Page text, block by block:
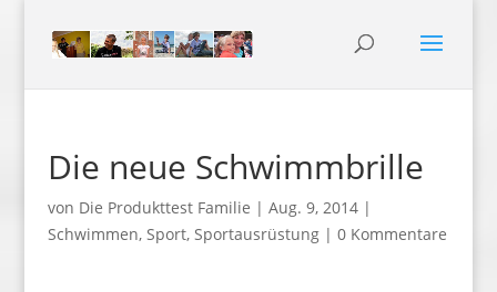
Die neue Schwimmbrille
von Die Produkttest Familie | Aug. 9, 2014|
Schwimmen, Sport, Sportausrüstung| 0 Kommentare